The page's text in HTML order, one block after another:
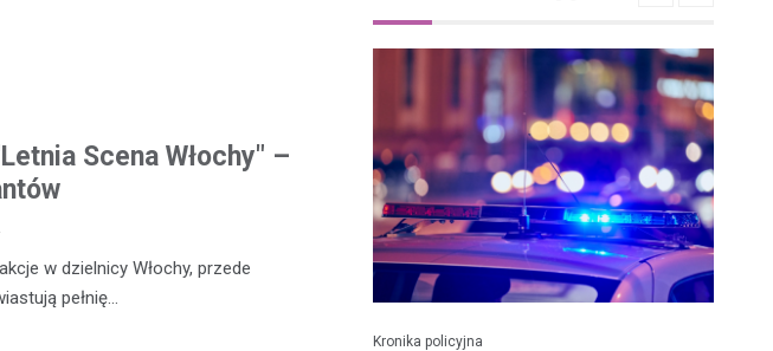
Scena Włochy" –
w dzielnicy Włochy, przede
pełnię…
Kronika policyjna